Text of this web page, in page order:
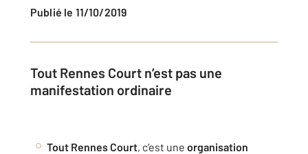
Publié le 11/10/2019
Tout Rennes Court n’est pas une
manifestation ordinaire
Tout Rennes Court, c’est une organisation